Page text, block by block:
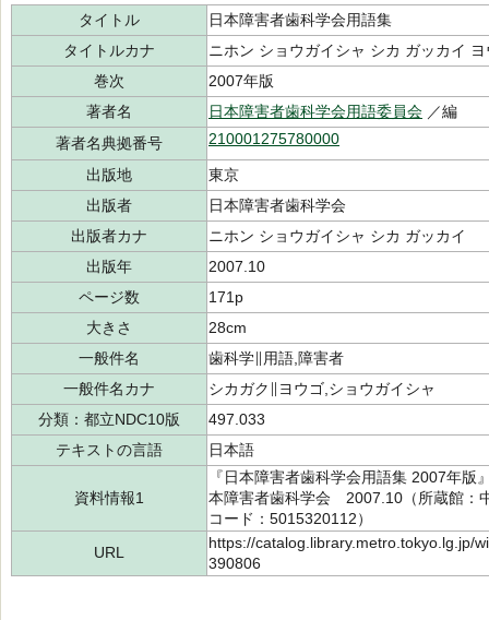
タイトル
日本障害者歯科学会用語集
タイトルカナ
ニホン ショウガイシャ シカ ガッカイ
巻次
2007年版
著者名
日本障害者歯科学会用語委員会 ／編
著者名典拠番号
210001275780000
出版地
東京
出版者
日本障害者歯科学会
出版者カナ
ニホン ショウガイシャ シカ ガッカイ
出版年
2007.10
ページ数
171p
大きさ
28cm
一般件名
歯科学∥用語,障害者
一般件名カナ
シカガク∥ヨウゴ,ショウガイシャ
分類：都立NDC10版
497.033
テキストの言語
日本語
資料情報1
『日本障害者歯科学会用語集 2007年
本障害者歯科学会 2007.10（所蔵館
コード：5015320112）
URL
https://catalog.library.metro.tokyo.lg.jp/
390806